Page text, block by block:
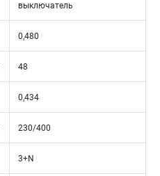
выключатель
0,480
48
0,434
230/400
3+N